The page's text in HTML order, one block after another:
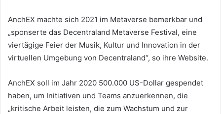
AnchEX machte sich 2021 im Metaverse bemerkbar und
„sponserte das Decentraland Metaverse Festival, eine
viertägige Feier der Musik, Kultur und Innovation in der
virtuellen Umgebung von Decentraland“, so ihre Website.
AnchEX soll im Jahr 2020 500.000 US-Dollar gespendet
haben, um Initiativen und Teams anzuerkennen, die
„kritische Arbeit leisten, die zum Wachstum und zur